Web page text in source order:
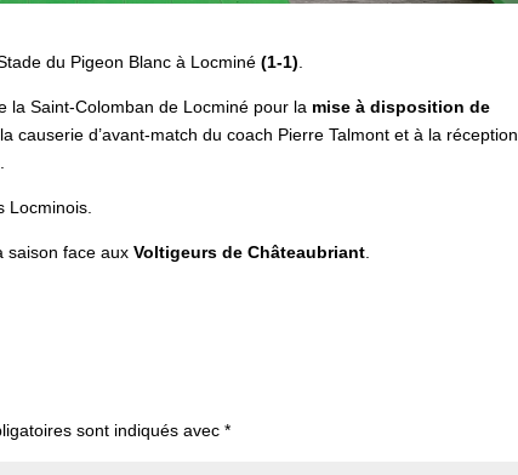
du Pigeon Blanc à Locminé(1-1)
la Saint-Colomban de Locminé pour la mise à disposition de
causerie d’avant-match du coach Pierre Talmont et à la réception
Locminois.
saison face auxVoltigeurs de Châteaubriant
sont indiqués avec*